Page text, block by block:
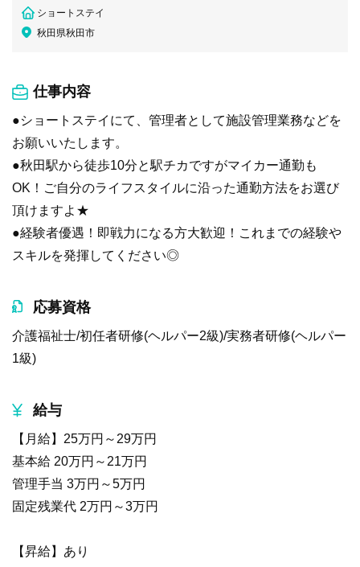
ショートステイ
秋田県秋田市
仕事内容
●ショートステイにて、管理者として施設管理業務などを
お願いいたします。
●秋田駅から徒歩10分と駅チカですがマイカー通勤も
OK！ご自分のライフスタイルに沿った通勤方法をお選び
頂けますよ★
●経験者優遇！即戦力になる方大歓迎！これまでの経験や
スキルを発揮してください◎
応募資格
介護福祉士/初任者研修(ヘルパー2級)/実務者研修(ヘルパー
1級)
給与
【月給】25万円～29万円
基本給 20万円～21万円
管理手当 3万円～5万円
固定残業代 2万円～3万円
【昇給】あり